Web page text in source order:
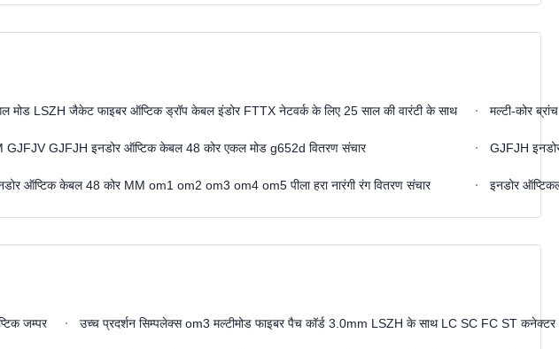
मोड LSZH जैकेट फाइबर ऑप्टिक ड्रॉप केबल इंडोर FTTX नेटवर्क के लिए 25 साल की वारंटी के साथ मल्टी-कोर
GJFJV GJFJH इनडोर ऑप्टिक केबल 48 कोर एकल मोड g652d वितरण संचार GJFJH
ऑप्टिक केबल 48 कोर MM om1 om2 om3 om4 om5 पीला हरा नारंगी रंग वितरण संचार इनडोर
जम्पर उच्च प्रदर्शन सिम्पलेक्स om3 मल्टीमोड फाइबर पैच कॉर्ड 3.0mm LSZH के साथ LC SC FC ST कनेक्टर